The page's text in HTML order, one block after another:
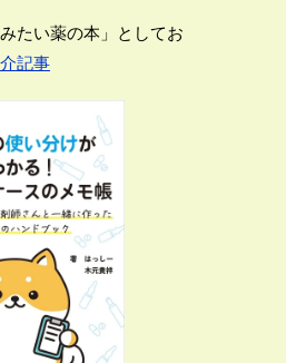
たい薬の本」としてお
記事